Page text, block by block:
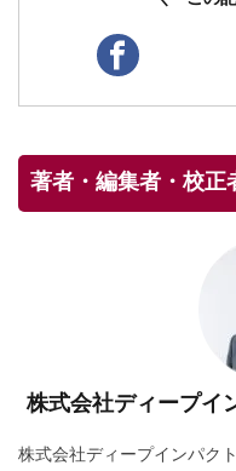
著者・編集者・校正
株式会社ディープイ
株式会社ディープインパク